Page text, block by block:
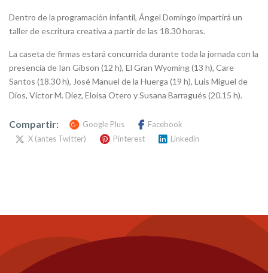
Dentro de la programación infantil, Ángel Domingo impartirá un
taller de escritura creativa a partir de las 18.30 horas.
La caseta de firmas estará concurrida durante toda la jornada con la
presencia de Ian Gibson (12 h), El Gran Wyoming (13 h), Care
Santos (18.30 h), José Manuel de la Huerga (19 h), Luis Miguel de
Dios, Víctor M. Diez, Eloísa Otero y Susana Barragués (20.15 h).
Compartir: Google Plus
Facebook
X (antes Twitter)
Pinterest Linkedin